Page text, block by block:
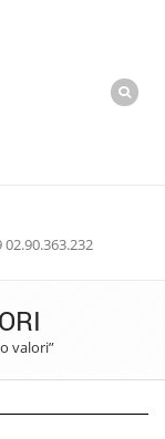
valori”